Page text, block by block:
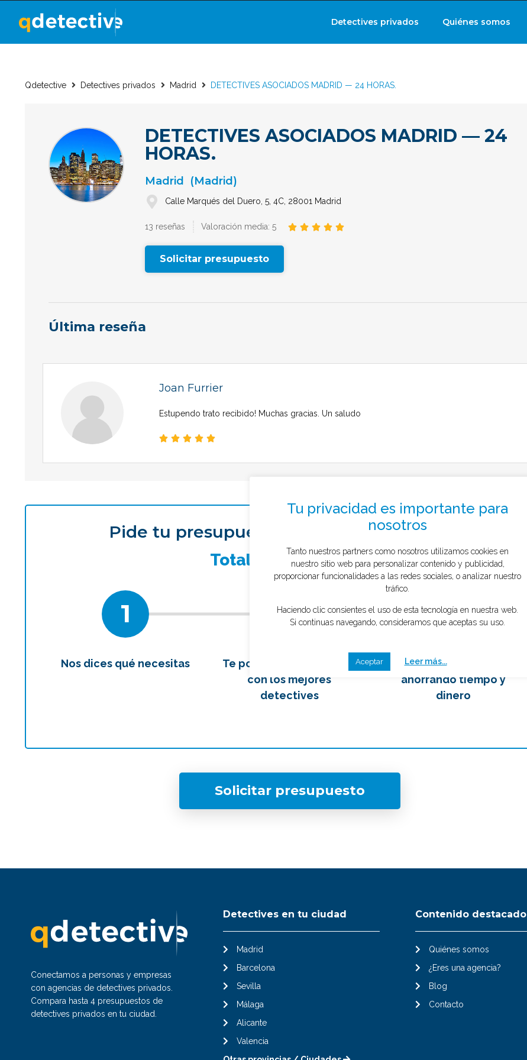
Detectives privados Quiénes somos
Qdetective Detectives privados Madrid DETECTIVES ASOCIADOS MADRID — 24 HORAS.
DETECTIVES ASOCIADOS MADRID — 24
HORAS.
Madrid (Madrid)
Calle Marqués del Duero, 5, 4C, 28001 Madrid
13 reseñas Valoración media: 5     
Solicitar presupuesto
Última reseña
Joan Furrier
Estupendo trato recibido! Muchas gracias. Un saludo
    
Pide tu presupuesto el menos de 1 minuto
Totalmente GRATIS
1 2 3
Nos dices qué necesitas
Te ponemos en contacto
con los mejores
detectives
Eliges tu mejor opción,
ahorrando tiempo y
dinero
Solicitar presupuesto
Conectamos a personas y empresas
con agencias de detectives privados.
Compara hasta 4 presupuestos de
detectives privados en tu ciudad.
Detectives en tu ciudad
Madrid
Barcelona
Sevilla
Málaga
Alicante
Valencia
Contenido destacado
Quiénes somos
¿Eres una agencia?
Blog
Contacto
¿Qué tipo de caso quieres investigar?